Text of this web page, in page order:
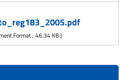
Format, 46.34 KB)